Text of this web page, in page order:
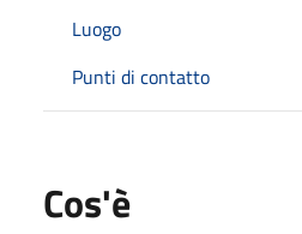
Luogo
Punti di contatto
Cos'è